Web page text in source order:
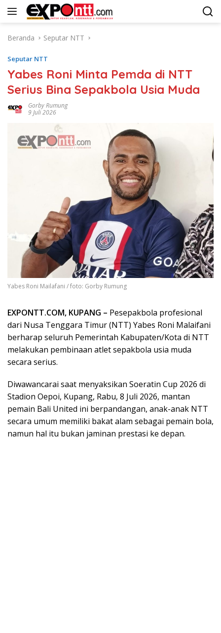
Langsung
Beranda
Seputar NTT
Seputar NTT
Yabes Roni Minta Pemda di NTT
Serius Bina Sepakbola Usia Muda
Gorby Rumung
9 Juli 2026
Yabes Roni Mailafani / foto: Gorby Rumung
EXPONTT.COM, KUPANG – Pesepakbola profesional
dari Nusa Tenggara Timur (NTT) Yabes Roni Malaifani
berharap seluruh Pemerintah Kabupaten/Kota di NTT
melakukan pembinaan atlet sepakbola usia muda
secara serius.
Diwawancarai saat menyaksikan Soeratin Cup 2026 di
Stadion Oepoi, Kupang, Rabu, 8 Juli 2026, mantan
pemain Bali United ini berpandangan, anak-anak NTT
secara umum memiliki bakat alam sebagai pemain bola,
namun hal itu bukan jaminan prestasi ke depan.